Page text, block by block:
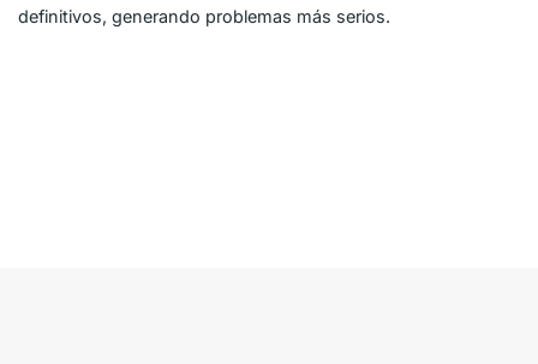
definitivos, generando problemas más serios.